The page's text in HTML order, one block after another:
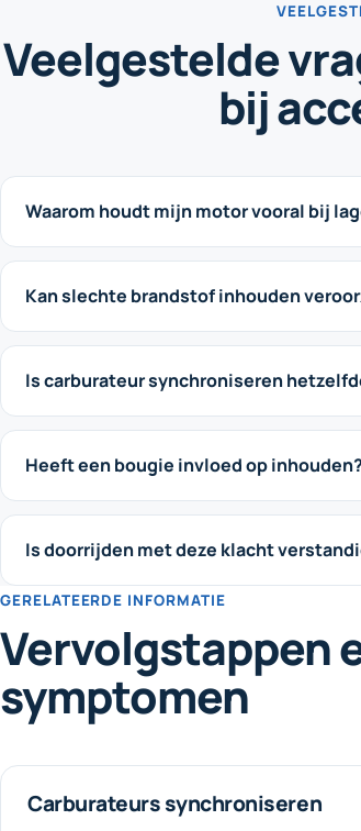
Veelgestelde
bij
Waarom houdt mijn motor vooral bij
Kan slechte brandstof inhouden
Is carburateur synchroniseren
Heeft een bougie invloed op inhouden?
Is doorrijden met deze klacht
GERELATEERDE INFORMATIE
Vervolgstappen
symptomen
Carburateurs synchroniseren